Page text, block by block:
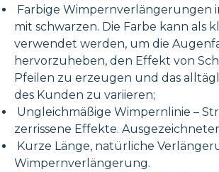
Farbige Wimpernverlängerungen
mit schwarzen. Die Farbe kann als
verwendet werden, um die
hervorzuheben, den Effekt von
Pfeilen zu erzeugen und das
des Kunden zu variieren;
Ungleichmäßige Wimpernlinie –
zerrissene Effekte.
Kurze Länge, natürliche
Wimpernverlängerung.